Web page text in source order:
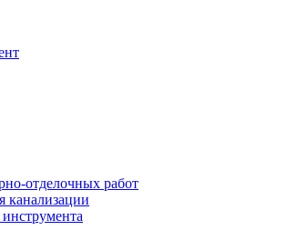
отделочных работ
канализации